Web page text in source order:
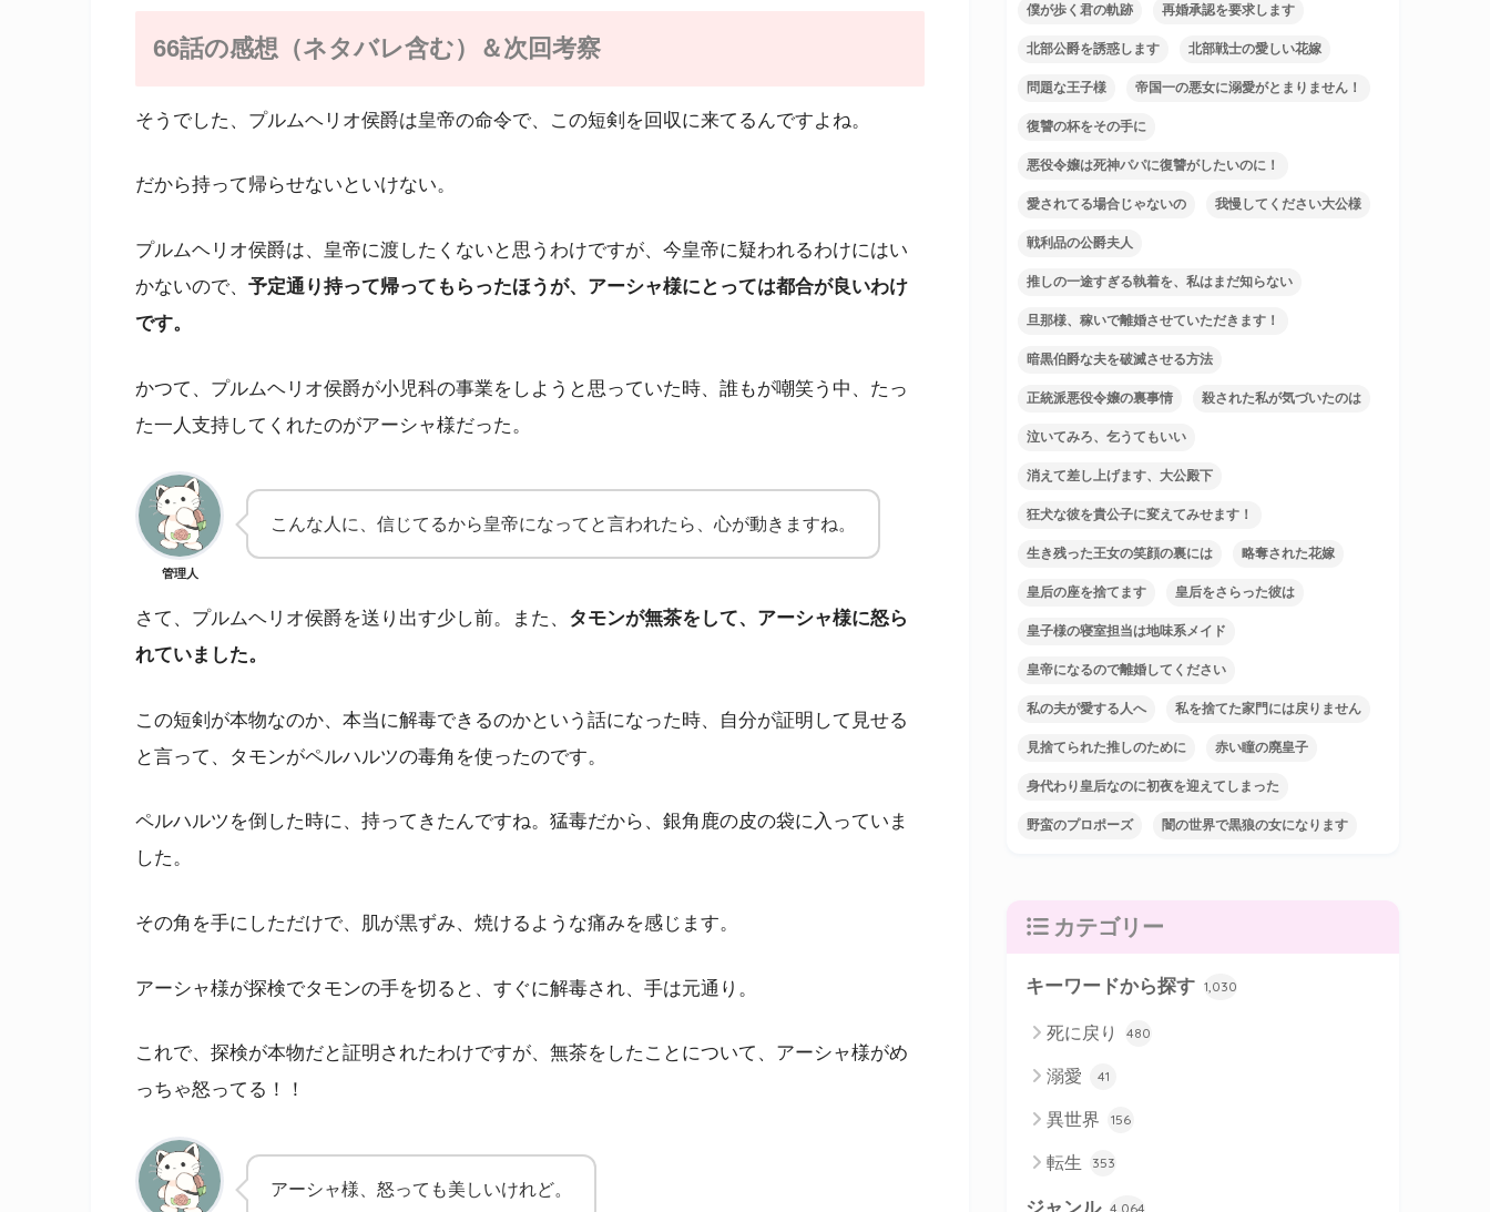
66話の感想（ネタバレ含む）＆次回考察
そうでした、プルムヘリオ侯爵は皇帝の命令で、この短剣を回収に来てるんですよね。
だから持って帰らせないといけない。
プルムヘリオ侯爵は、皇帝に渡したくないと思うわけですが、今皇帝に疑われるわけにはい
かないので、 予定通り持って帰ってもらったほうが、アーシャ様にとっては都合が良いわけ
です。
かつて、プルムヘリオ侯爵が小児科の事業をしようと思っていた時、誰もが嘲笑う中、たっ
た一人支持してくれたのがアーシャ様だった。
管理人
こんな人に、信じてるから皇帝になってと言われたら、心が動きますね。
さて、プルムヘリオ侯爵を送り出す少し前。また、 タモンが無茶をして、アーシャ様に怒ら
れていました。
この短剣が本物なのか、本当に解毒できるのかという話になった時、自分が証明して見せる
と言って、タモンがペルハルツの毒角を使ったのです。
ペルハルツを倒した時に、持ってきたんですね。猛毒だから、銀角鹿の皮の袋に入っていま
した。
その角を手にしただけで、肌が黒ずみ、焼けるような痛みを感じます。
アーシャ様が探検でタモンの手を切ると、すぐに解毒され、手は元通り。
これで、探検が本物だと証明されたわけですが、無茶をしたことについて、アーシャ様がめ
っちゃ怒ってる！！
アーシャ様、怒っても美しいけれど。
僕が歩く君の軌跡 再婚承認を要求します
北部公爵を誘惑します 北部戦士の愛しい花嫁
問題な王子様 帝国一の悪女に溺愛がとまりません！
復讐の杯をその手に
悪役令嬢は死神パパに復讐がしたいのに！
愛されてる場合じゃないの 我慢してください大公様
戦利品の公爵夫人
推しの一途すぎる執着を、私はまだ知らない
旦那様、稼いで離婚させていただきます！
暗黒伯爵な夫を破滅させる方法
正統派悪役令嬢の裏事情 殺された私が気づいたのは
泣いてみろ、乞うてもいい
消えて差し上げます、大公殿下
狂犬な彼を貴公子に変えてみせます！
生き残った王女の笑顔の裏には 略奪された花嫁
皇后の座を捨てます 皇后をさらった彼は
皇子様の寝室担当は地味系メイド
皇帝になるので離婚してください
私の夫が愛する人へ 私を捨てた家門には戻りません
見捨てられた推しのために 赤い瞳の廃皇子
身代わり皇后なのに初夜を迎えてしまった
野蛮のプロポーズ 闇の世界で黒狼の女になります
カテゴリー
キーワードから探す 1,030
死に戻り 480
溺愛 41
異世界 156
転生 353
ジャンル 4,064